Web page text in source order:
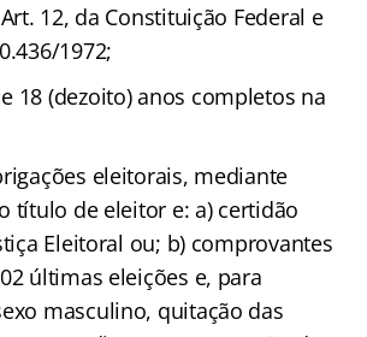
12, da Constituição Federal e
1972;
18 (dezoito) anos completos na
eleitorais, mediante
título de eleitor e: a) certidão
Eleitoral ou; b) comprovantes
últimas eleições e, para
masculino, quitação das